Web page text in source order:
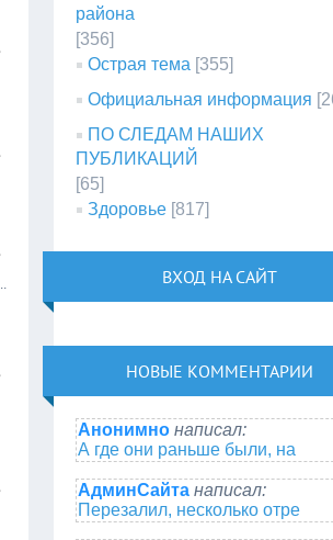
района
[356]
Острая тема [355]
Официальная информация
ПО СЛЕДАМ НАШИХ
ПУБЛИКАЦИЙ
[65]
Здоровье [817]
ВХОД НА САЙТ
НОВЫЕ КОММЕНТАРИИ
Анонимно написал:
А где они раньше были, на
АдминСайта написал:
Перезалил, несколько отре